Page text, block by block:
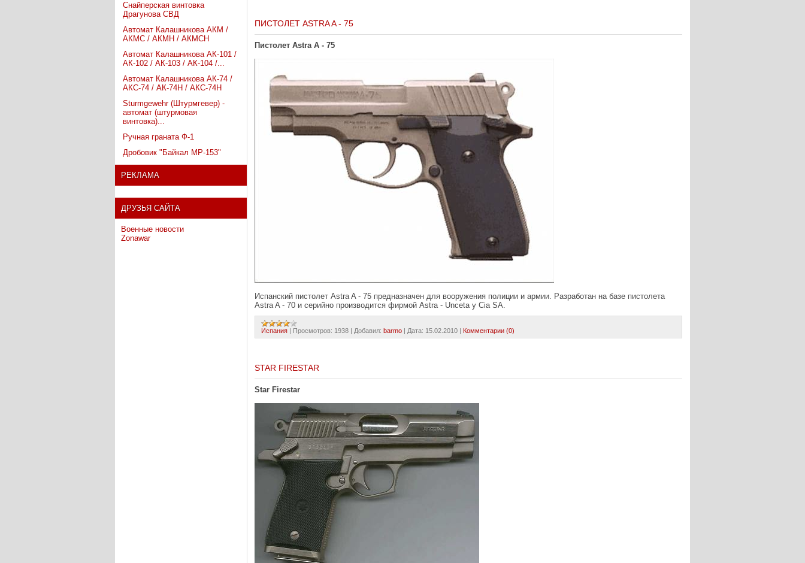
Снайперская винтовка
Драгунова СВД
Автомат Калашникова АКМ /
АКМС / АКМН / АКМСН
Автомат Калашникова АК-101 /
АК-102 / АК-103 / АК-104 /...
Автомат Калашникова АК-74 /
АКС-74 / АК-74Н / АКС-74Н
Sturmgewehr (Штурмгевер) -
автомат (штурмовая
винтовка)...
Ручная граната Ф-1
Дробовик "Байкал МР-153"
РЕКЛАМА
ДРУЗЬЯ САЙТА
Военные новости
Zonawar
ПИСТОЛЕТ ASTRA A - 75
Пистолет Astra A - 75
Испанский пистолет Astra A - 75 предназначен для вооружения полиции и армии. Разработан на базе пистолета
Astra A - 70 и серийно производится фирмой Astra - Unceta y Cia SA.
Испания | Просмотров: 1938 | Добавил: barmo | Дата: 15.02.2010 | Комментарии (0)
STAR FIRESTAR
Star Firestar